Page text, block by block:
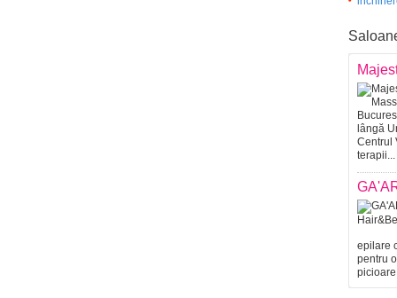
lângă
Centrul
terapii...
epilare
pentru